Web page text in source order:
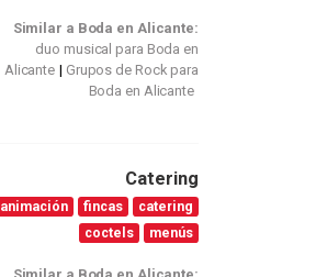
Similar a Boda en Alicante:
duo musical para Boda en
Alicante
Grupos de Rock para
Boda en Alicante
Catering
animación fincas
catering
coctels
menús